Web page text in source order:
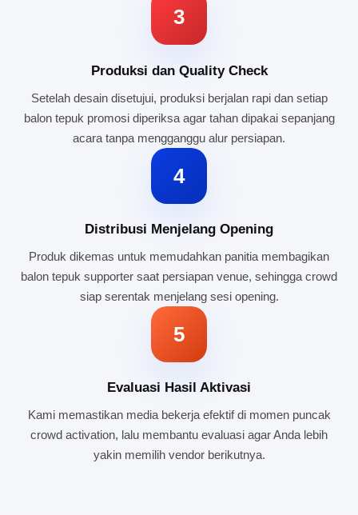
3
Produksi dan Quality Check
Setelah desain disetujui, produksi berjalan rapi dan setiap
balon tepuk promosi diperiksa agar tahan dipakai sepanjang
acara tanpa mengganggu alur persiapan.
4
Distribusi Menjelang Opening
Produk dikemas untuk memudahkan panitia membagikan
balon tepuk supporter saat persiapan venue, sehingga crowd
siap serentak menjelang sesi opening.
5
Evaluasi Hasil Aktivasi
Kami memastikan media bekerja efektif di momen puncak
crowd activation, lalu membantu evaluasi agar Anda lebih
yakin memilih vendor berikutnya.